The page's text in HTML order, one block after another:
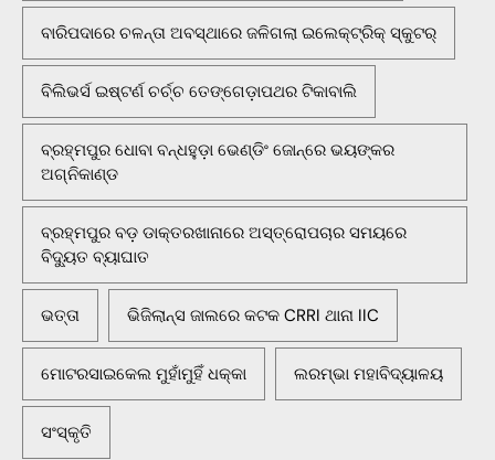
ବାରିପଦାରେ ଚଳନ୍ତା ଅବସ୍ଥାରେ ଜଳିଗଲା ଇଲେକ୍ଟ୍ରିକ୍ ସ୍କୁଟର୍
ବିଲିଭର୍ସ ଇଷ୍ଟର୍ଣ ଚର୍ଚ୍ଚ ତେଙ୍ଗେଡ଼ାପଥର ଟିକାବାଲି
ବ୍ରହ୍ମପୁର ଧୋବା ବନ୍ଧହୁଡ଼ା ଭେଣ୍ଡିଂ ଜୋନ୍‌ରେ ଭୟଙ୍କର
ଅଗ୍ନିକାଣ୍ଡ
ବ୍ରହ୍ମପୁର ବଡ଼ ଡାକ୍ତରଖାନାରେ ଅସ୍ତ୍ରୋପଚାର ସମୟରେ
ବିଦ୍ୟୁତ ବ୍ୟାଘାତ
ଭତ୍ତା ଭିଜିଲାନ୍ସ ଜାଲରେ କଟକ CRRI ଥାନା IIC
ମୋଟରସାଇକେଲ ମୁହାଁମୁହିଁ ଧକ୍କା ଲରମ୍ଭା ମହାବିଦ୍ୟାଳୟ
ସଂସ୍କୃତି